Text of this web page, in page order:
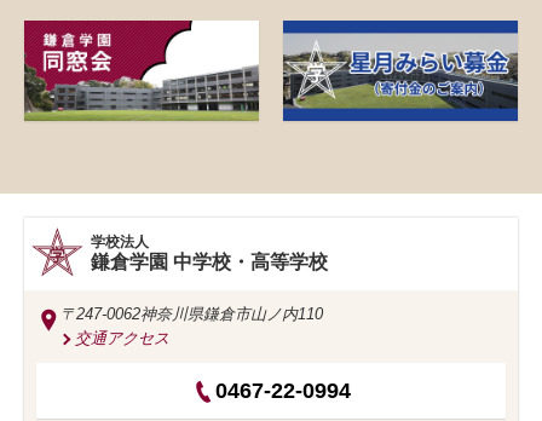
学校法人
鎌倉学園 中学校・高等学校
〒247-0062神奈川県鎌倉市山ノ内110
交通アクセス
0467-22-0994